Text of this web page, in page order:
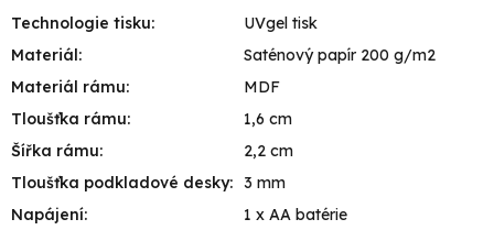
Technologie tisku:
UVgel tisk
Materiál:
Saténový papír 200 g/m2
Materiál rámu:
MDF
Tloušťka rámu:
1,6 cm
Šířka rámu:
2,2 cm
Tloušťka podkladové desky: 3 mm
Napájení:
1 x AA batérie